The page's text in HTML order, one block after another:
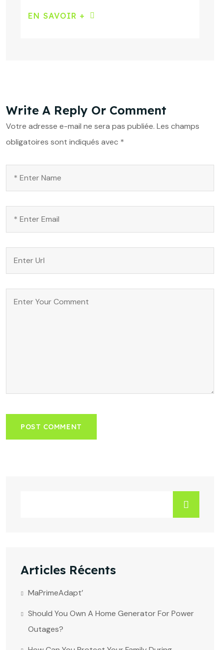
EN SAVOIR +
Write A Reply Or Comment
Votre adresse e-mail ne sera pas publiée. Les champs
obligatoires sont indiqués avec *
Articles Récents
MaPrimeAdapt’
Should You Own A Home Generator For Power
Outages?